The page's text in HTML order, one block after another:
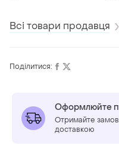
Всі товари продавця
Поділитися:
Оформлюйте
Отримайте
доставкою